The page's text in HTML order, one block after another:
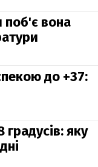
поб'є вона
до +37:
яку